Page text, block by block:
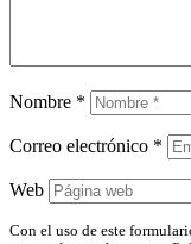
Nombre *
Correo electrónico *
Web
Con el uso de este